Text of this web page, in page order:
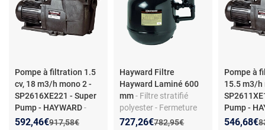
Pompe à filtration 1.5
cv, 18 m3/h mono 2 -
SP2616XE221 - Super
Pump - HAYWARD-
Pompe de filtration -
Ancien prix :
917,58€
Nouveau prix :
592,46€
Réduction de :
Hayward Filtre
Hayward Laminé 600
mm- Filtre stratifié
polyester - Fermeture
ultra-rapide - Bras de
Ancien prix :
782,95€
Nouveau prix :
727,26€
Réduction de :
Pompe à
15.5 m3/h
Pump -
Pompe de
Nouveau
546,68€